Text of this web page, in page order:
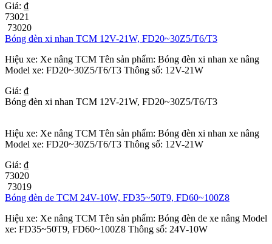
Giá: ₫
73021
73020
Bóng đèn xi nhan TCM 12V-21W, FD20~30Z5/T6/T3
Hiệu xe: Xe nâng TCM Tên sản phẩm: Bóng đèn xi nhan xe nâng
Model xe: FD20~30Z5/T6/T3 Thông số: 12V-21W
Giá: ₫
Bóng đèn xi nhan TCM 12V-21W, FD20~30Z5/T6/T3
Hiệu xe: Xe nâng TCM Tên sản phẩm: Bóng đèn xi nhan xe nâng
Model xe: FD20~30Z5/T6/T3 Thông số: 12V-21W
Giá: ₫
73020
73019
Bóng đèn de TCM 24V-10W, FD35~50T9, FD60~100Z8
Hiệu xe: Xe nâng TCM Tên sản phẩm: Bóng đèn de xe nâng Model
xe: FD35~50T9, FD60~100Z8 Thông số: 24V-10W